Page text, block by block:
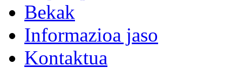
Bekak
Informazioa jaso
Kontaktua